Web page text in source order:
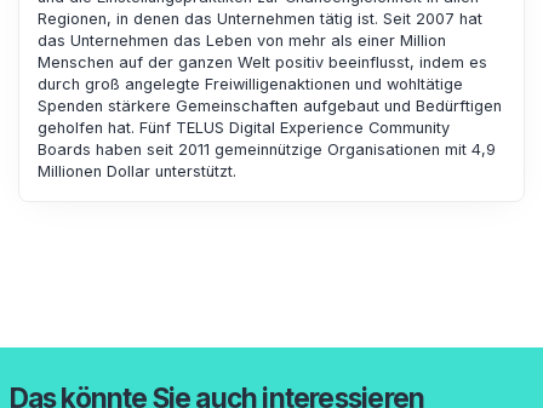
Regionen, in denen das Unternehmen tätig ist. Seit 2007 hat
das Unternehmen das Leben von mehr als einer Million
Menschen auf der ganzen Welt positiv beeinflusst, indem es
durch groß angelegte Freiwilligenaktionen und wohltätige
Spenden stärkere Gemeinschaften aufgebaut und Bedürftigen
geholfen hat. Fünf TELUS Digital Experience Community
Boards haben seit 2011 gemeinnützige Organisationen mit 4,9
Millionen Dollar unterstützt.
Das könnte Sie auch interessieren